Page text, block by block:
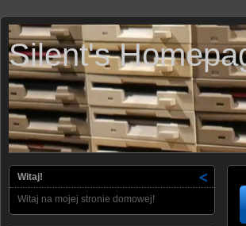
Silent's
Witaj!
Witaj na mojej stronie domowej!